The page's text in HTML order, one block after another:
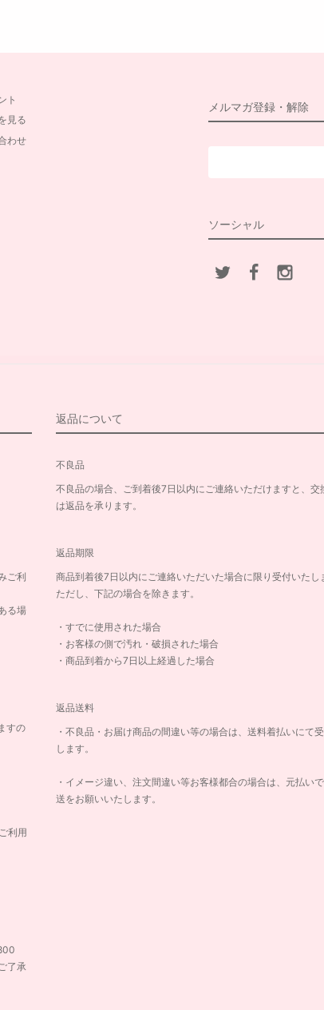
メルマガ登録・解除
ト
見る
わせ
ソーシャル
ご利
る場
すの
利用
了承
返品について
不良品
不良品の場合、ご到着後7日以内にご連絡いただけますと、交
は返品を承ります。
返品期限
商品到着後7日以内にご連絡いただいた場合に限り受付いたし
ただし、下記の場合を除きます。
・すでに使用された場合
・お客様の側で汚れ・破損された場合
・商品到着から7日以上経過した場合
返品送料
・不良品・お届け商品の間違い等の場合は、送料着払いにて
します。
・イメージ違い、注文間違い等お客様都合の場合は、元払い
送をお願いいたします。